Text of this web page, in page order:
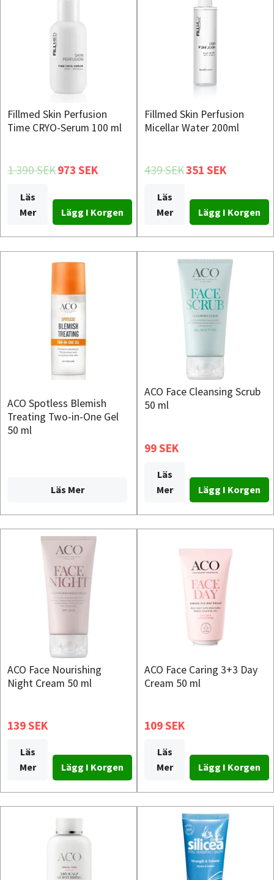
Fillmed Skin Perfusion
Time CRYO-Serum 100 ml
1 390 SEK973 SEK
Läs
Mer
Fillmed Skin Perfusion
Micellar Water 200ml
439 SEK351 SEK
Läs
Mer
ACO Spotless Blemish
Treating Two-in-One Gel
50 ml
Läs Mer
ACO Face Cleansing Scrub
50 ml
99 SEK
Läs
Mer
ACO Face Nourishing
Night Cream 50 ml
139 SEK
Läs
Mer
ACO Face Caring 3+3 Day
Cream 50 ml
109 SEK
Läs
Mer